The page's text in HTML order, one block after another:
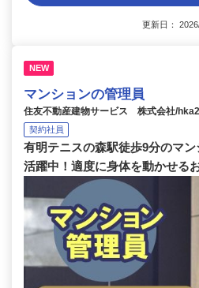
更新日：
NEW
マンションの管理員
住友不動産建物サービス 株式会社/
契約社員
有明テニスの森駅徒歩9分のマ
活躍中！適度に身体を動かせる